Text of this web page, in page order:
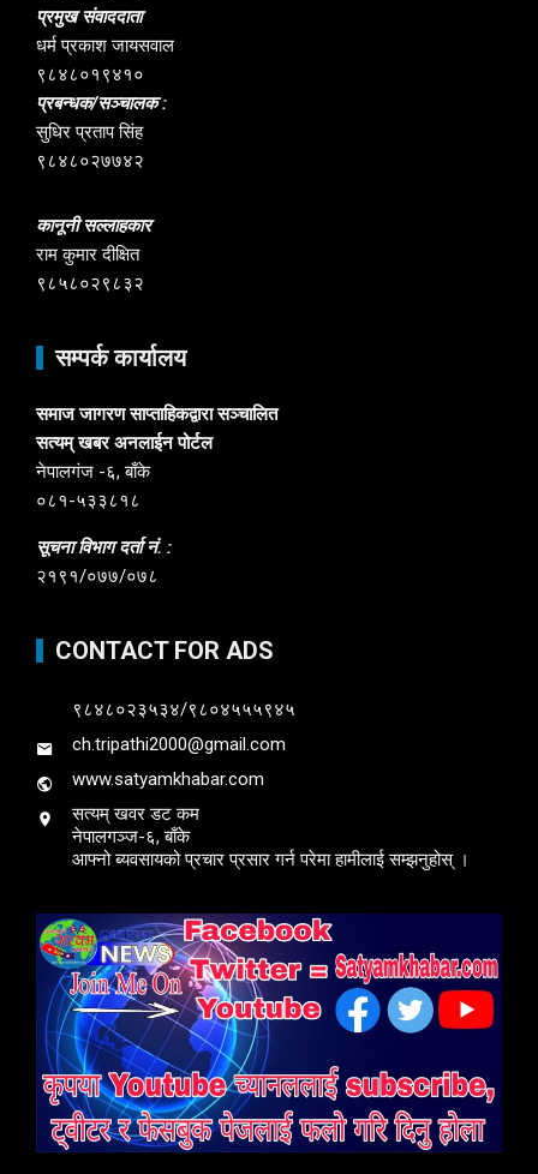
प्रमुख संवाददाता
धर्म प्रकाश जायसवाल
९८४८०१९४१०
प्रबन्धक/सञ्चालक :
सुधिर प्रताप सिंह
९८४८०२७७४२
कानूनी सल्लाहकार
राम कुमार दीक्षित
९८५८०२९८३२
सम्पर्क कार्यालय
समाज जागरण साप्ताहिकद्वारा सञ्चालित
सत्यम् खबर अनलाईन पोर्टल
नेपालगंज -६, बाँके
०८१-५३३८१८
सूचना विभाग दर्ता नं. :
२१९१/०७७/०७८
CONTACT FOR ADS
९८४८०२३५३४/९८०४५५५९४५
ch.tripathi2000@gmail.com
www.satyamkhabar.com
सत्यम् खवर डट कम
नेपालगञ्ज-६, बाँके
आफ्नो ब्यवसायको प्रचार प्रसार गर्न परेमा हामीलाई सम्झनुहोस् ।